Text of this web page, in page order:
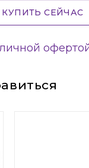
КУПИТЬ СЕЙЧАС